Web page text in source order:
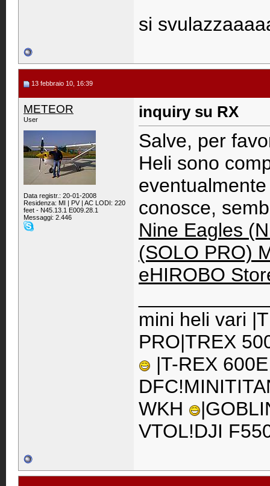
si
13 febbraio 10, 16:39
METEOR
User
Data registr.: 20-01-2008
Residenza: MI | PV | AC LODI: 220
feet - N45.13.1 E009.28.1
Messaggi: 2.446
inquiry su RX
Salve, per
Heli sono
conosce,
Nine Eagles
(SOLO PRO)
eHIROBO
mini heli vari
PRO|TREX
|T-REX
WKH
VTOL!DJI